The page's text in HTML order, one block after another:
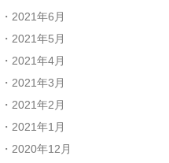
2021年6月
2021年5月
2021年4月
2021年3月
2021年2月
2021年1月
2020年12月